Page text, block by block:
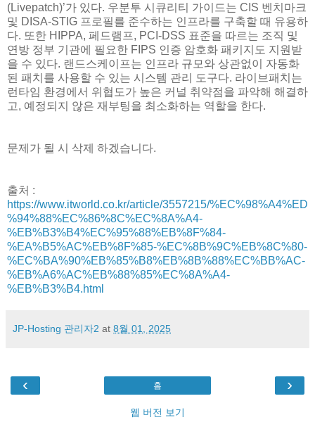
(Livepatch)’가 있다. 우분투 시큐리티 가이드는 CIS 벤치마크
및 DISA-STIG 프로필를 준수하는 인프라를 구축할 때 유용하
다. 또한 HIPPA, 페드램프, PCI-DSS 표준을 따르는 조직 및
연방 정부 기관에 필요한 FIPS 인증 암호화 패키지도 지원받
을 수 있다. 랜드스케이프는 인프라 규모와 상관없이 자동화
된 패치를 사용할 수 있는 시스템 관리 도구다. 라이브패치는
런타임 환경에서 위협도가 높은 커널 취약점을 파악해 해결하
고, 예정되지 않은 재부팅을 최소화하는 역할을 한다.
문제가 될 시 삭제 하겠습니다.
출처 :
https://www.itworld.co.kr/article/3557215/%EC%98%A4%ED
%94%88%EC%86%8C%EC%8A%A4-
%EB%B3%B4%EC%95%88%EB%8F%84-
%EA%B5%AC%EB%8F%85-%EC%8B%9C%EB%8C%80-
%EC%BA%90%EB%85%B8%EB%8B%88%EC%BB%AC-
%EB%A6%AC%EB%88%85%EC%8A%A4-
%EB%B3%B4.html
JP-Hosting 관리자2 at 8월 01, 2025
‹ ›
홈
웹 버전 보기